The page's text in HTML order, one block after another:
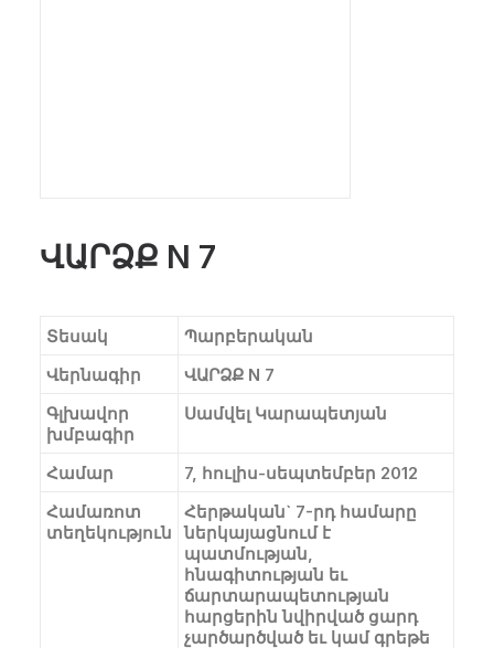
ՎԱՐՁՔ N 7
Տեսակ
Պարբերական
Վերնագիր
ՎԱՐՁՔ N 7
Գլխավոր
խմբագիր
Սամվել Կարապետյան
Համար
7, հուլիս-սեպտեմբեր 2012
Համառոտ
տեղեկություն
Հերթական` 7-րդ համարը
ներկայացնում է
պատմության,
հնագիտության եւ
ճարտարապետության
հարցերին նվիրված ցարդ
չարծարծված եւ կամ գրեթե